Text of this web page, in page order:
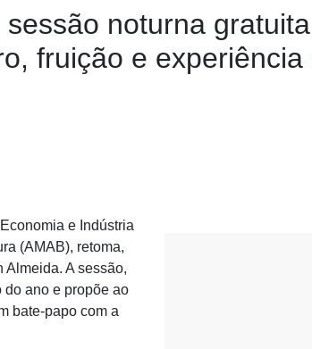
noturna
fruição e experiência
e Indústria
(AMAB), retoma,
A sessão,
do ano e propõe ao
bate-papo com a